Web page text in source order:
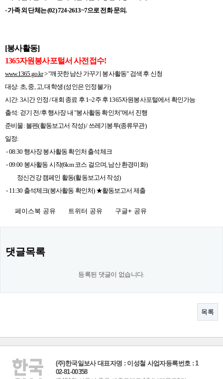
- 가족 외 단체는 (02) 724-2613~7으로 전화 문의.
[봉사활동]
1365자원봉사포털서 사전접수!
www.1365.go.kr> "깨끗한 남산 가꾸기 봉사활동" 검색 후 신청
대상: 초, 중, 고, 대학생 (성인은 인정불가)
시간: 3시간 인정 / 대회 종료 후 1~2주 후 1365자원봉사포털에서 확인가능
출석: 걷기 전/후 행사장 내 "봉사활동 확인처"에서 진행
준비물: 볼펜(활동보고서 작성) / 쓰레기봉투(종류무관)
일정:
- 08:30 행사장 봉사활동 확인처 출석체크
- 09:00 봉사활동 시작(6km 코스 걸으며, 남산 환경미화)
정신건강 캠페인 활동(활동보고서 작성)
- 11:30 출석체크(봉사활동 확인처) ★활동보고서 제출
페이스북 공유 트위터 공유 구글+ 공유
댓글목록
등록된 댓글이 없습니다.
목록
(주)한국일보사 대표자명 : 이성철 사업자등록번호 : 1
02-81-00358